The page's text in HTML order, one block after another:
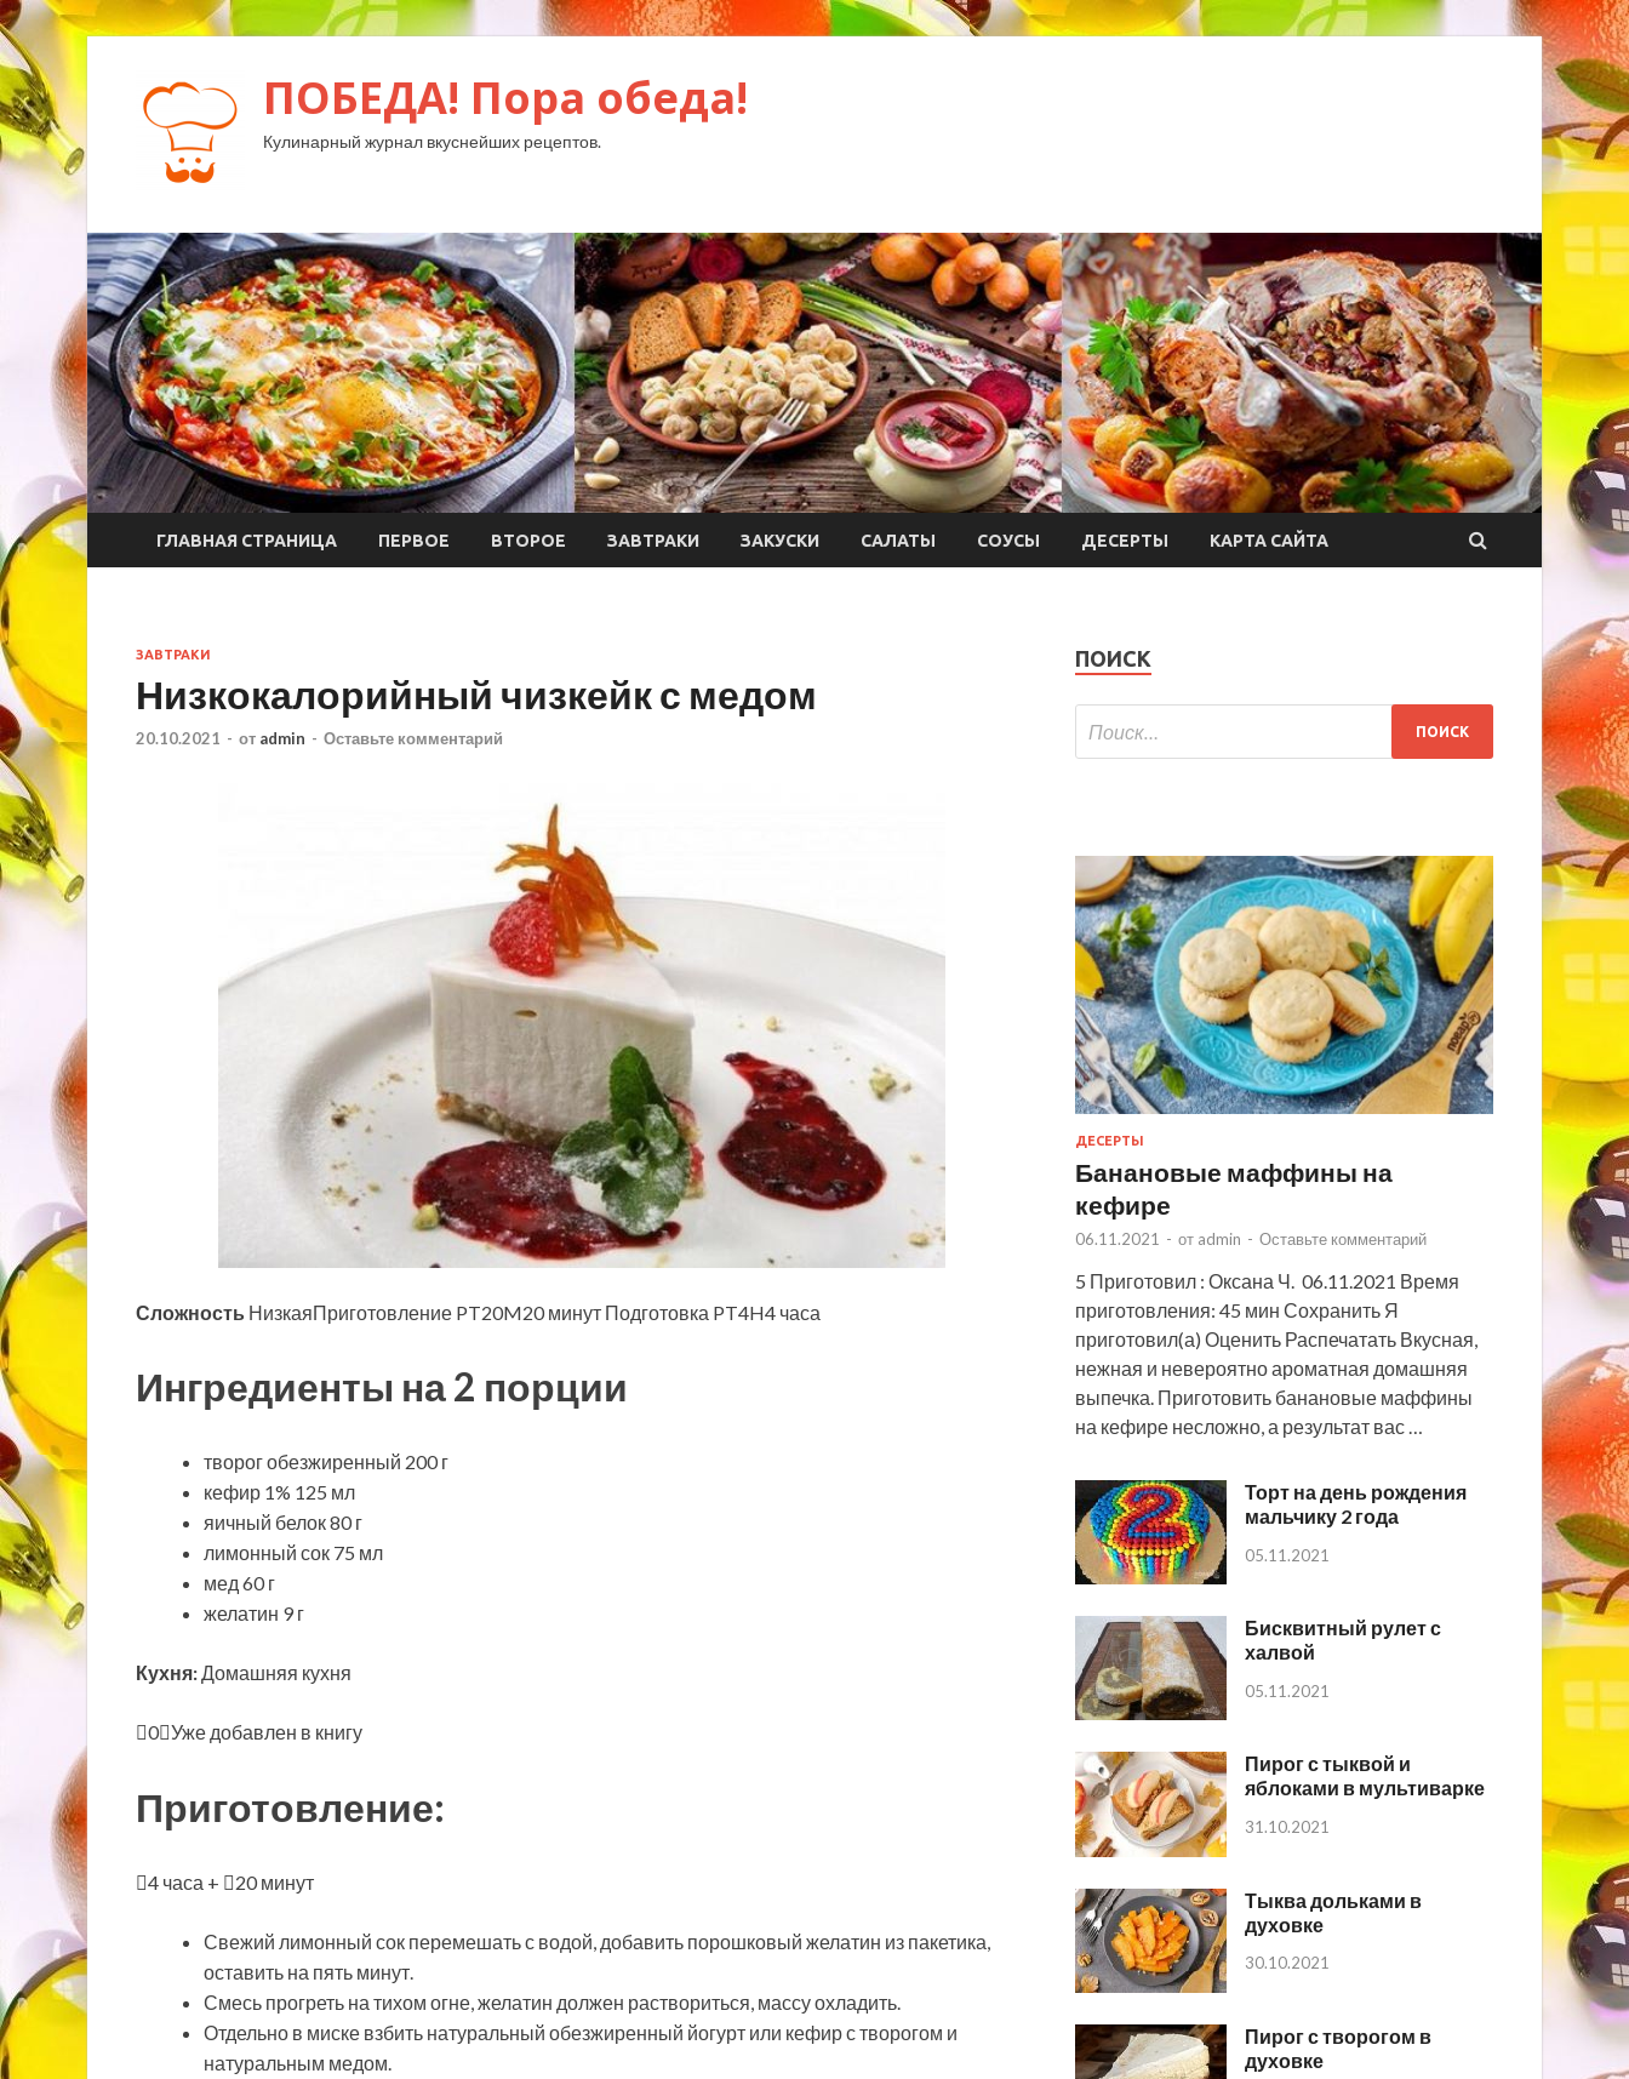
ПОБЕДА! Пора обеда!
Кулинарный журнал вкуснейших рецептов.
ГЛАВНАЯ СТРАНИЦА ПЕРВОЕ ВТОРОЕ ЗАВТРАКИ ЗАКУСКИ САЛАТЫ СОУСЫ ДЕСЕРТЫ КАРТА САЙТА
ЗАВТРАКИ
Низкокалорийный чизкейк с медом
20.10.2021 - от admin - Оставьте комментарий
Сложность НизкаяПриготовление PT20M20 минут Подготовка PT4H4 часа
Ингредиенты на 2 порции
творог обезжиренный 200 г
кефир 1% 125 мл
яичный белок 80 г
лимонный сок 75 мл
мед 60 г
желатин 9 г
Кухня:Домашняя кухня
0 Уже добавлен в книгу
Приготовление:
4 часа + 20 минут
Свежий лимонный сок перемешать с водой, добавить порошковый желатин из пакетика,
оставить на пять минут.
Смесь прогреть на тихом огне, желатин должен раствориться, массу охладить.
Отдельно в миске взбить натуральный обезжиренный йогурт или кефир с творогом и
натуральным медом.
ПОИСК
ДЕСЕРТЫ
Банановые маффины на
кефире
06.11.2021 - от admin - Оставьте комментарий
5 Приготовил : Оксана Ч. 06.11.2021 Время
приготовления: 45 мин Сохранить Я
приготовил(а) Оценить Распечатать Вкусная,
нежная и невероятно ароматная домашняя
выпечка. Приготовить банановые маффины
на кефире несложно, а результат вас …
Торт на день рождения
мальчику 2 года
05.11.2021
Бисквитный рулет с
халвой
05.11.2021
Пирог с тыквой и
яблоками в мультиварке
31.10.2021
Тыква дольками в
духовке
30.10.2021
Пирог с творогом в
духовке